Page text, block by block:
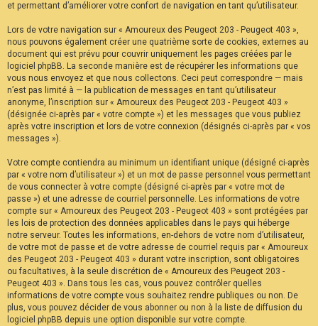
et permettant d’améliorer votre confort de navigation en tant qu’utilisateur.
Lors de votre navigation sur « Amoureux des Peugeot 203 - Peugeot 403 »,
nous pouvons également créer une quatrième sorte de cookies, externes au
document qui est prévu pour couvrir uniquement les pages créées par le
logiciel phpBB. La seconde manière est de récupérer les informations que
vous nous envoyez et que nous collectons. Ceci peut correspondre — mais
n’est pas limité à — la publication de messages en tant qu’utilisateur
anonyme, l’inscription sur « Amoureux des Peugeot 203 - Peugeot 403 »
(désignée ci-après par « votre compte ») et les messages que vous publiez
après votre inscription et lors de votre connexion (désignés ci-après par « vos
messages »).
Votre compte contiendra au minimum un identifiant unique (désigné ci-après
par « votre nom d’utilisateur ») et un mot de passe personnel vous permettant
de vous connecter à votre compte (désigné ci-après par « votre mot de
passe ») et une adresse de courriel personnelle. Les informations de votre
compte sur « Amoureux des Peugeot 203 - Peugeot 403 » sont protégées par
les lois de protection des données applicables dans le pays qui héberge
notre serveur. Toutes les informations, en-dehors de votre nom d’utilisateur,
de votre mot de passe et de votre adresse de courriel requis par « Amoureux
des Peugeot 203 - Peugeot 403 » durant votre inscription, sont obligatoires
ou facultatives, à la seule discrétion de « Amoureux des Peugeot 203 -
Peugeot 403 ». Dans tous les cas, vous pouvez contrôler quelles
informations de votre compte vous souhaitez rendre publiques ou non. De
plus, vous pouvez décider de vous abonner ou non à la liste de diffusion du
logiciel phpBB depuis une option disponible sur votre compte.